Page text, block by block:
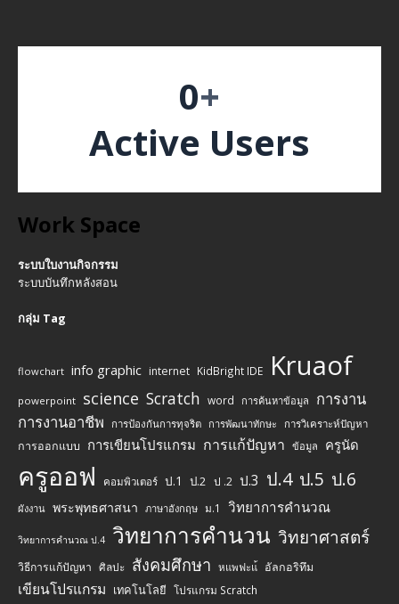
0+
Active Users
Work Space
ระบบใบงานกิจกรรม
ระบบบันทึกหลังสอน
กลุ่ม Tag
flowchart info graphic internet KidBright IDE Kruaof
powerpoint science Scratch word การค้นหาข้อมูล
การงาน
การงานอาชีพ
การป้องกันการทุจริต การพัฒนาทักษะ การวิเคราะห์ปัญหา
การออกแบบ การเขียนโปรแกรม การแก้ปัญหา ข้อมูล ครูนัด
ครูออฟ คอมพิวเตอร์ ป.1 ป.2 ป .2 ป.3 ป.4 ป.5 ป.6
ผังงาน พระพุทธศาสนา ภาษาอังกฤษ ม.1 วิทยาการคำนวณ
วิทยาการคำนวณ ป.4 วิทยาการคำนวน วิทยาศาสตร์
วิธีการแก้ปัญหา ศิลปะ สังคมศึกษา หแพฟะแ้ อัลกอริทึม
เขียนโปรแกรม เทคโนโลยี โปรแกรม Scratch